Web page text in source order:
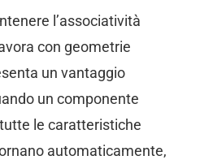
l’associatività
con geometrie
un vantaggio
un componente
le caratteristiche
automaticamente,